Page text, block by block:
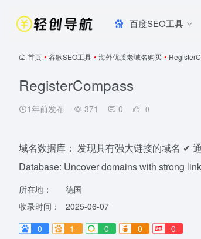
百度SEO工具
首页 • 谷歌SEO工具 • 海外优质老域名购买 •
RegisterCompass
1年前发布 371 0 0
域名数据库： 发现具有强大链接的域名 ✔
Database: Uncover domains with strong
所在地：
德国
收录时间：
2025-06-07
0
1- 0 0 0